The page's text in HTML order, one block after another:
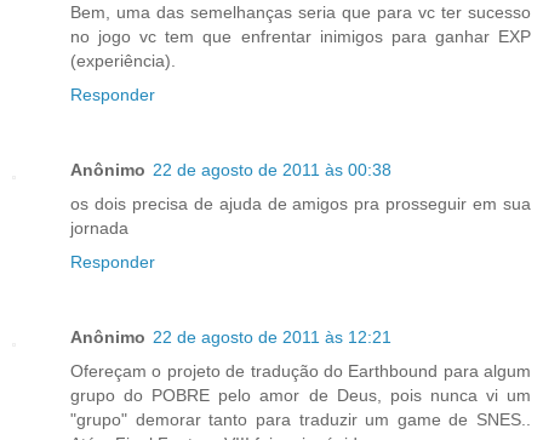
Bem, uma das semelhanças seria que para vc ter sucesso
no jogo vc tem que enfrentar inimigos para ganhar EXP
(experiência).
Responder
Anônimo 22 de agosto de 2011 às 00:38
os dois precisa de ajuda de amigos pra prosseguir em sua
jornada
Responder
Anônimo 22 de agosto de 2011 às 12:21
Ofereçam o projeto de tradução do Earthbound para algum
grupo do POBRE pelo amor de Deus, pois nunca vi um
"grupo" demorar tanto para traduzir um game de SNES..